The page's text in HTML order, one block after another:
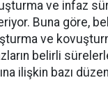
ve infaz
Buna göre,
ve
belirli
ilişkin bazı